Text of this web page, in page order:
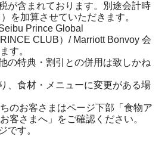
が含まれております。別途会計時
を加算させていただきます。
Prince Global
CLUB）/ Marriott Bonvoy 会
す。
の特典・割引との併用は致しかね
、食材・メニューに変更がある場
のお客さまはページ下部「食物ア
客さまへ」をご確認ください。
です。